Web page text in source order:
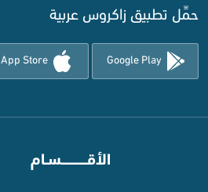
حمِّل تطبيق زاكروس عربية
Google Play
App Store
الأقـــــــــــسـام